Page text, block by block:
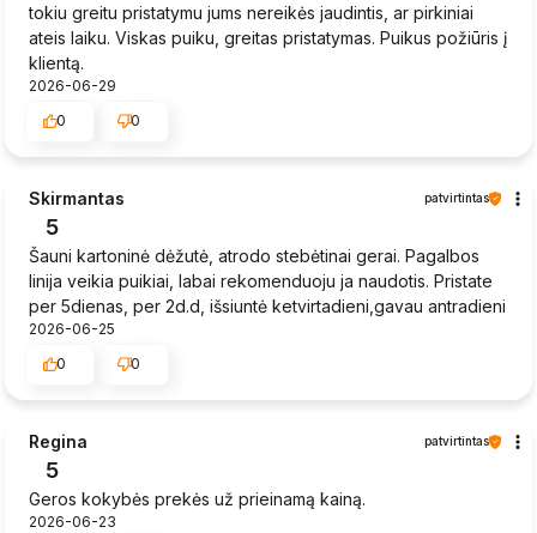
tokiu greitu pristatymu jums nereikės jaudintis, ar pirkiniai
ateis laiku. Viskas puiku, greitas pristatymas. Puikus požiūris į
klientą.
2026-06-29
0
0
Skirmantas patvirtintas
5
Šauni kartoninė dėžutė, atrodo stebėtinai gerai. Pagalbos
linija veikia puikiai, labai rekomenduoju ja naudotis. Pristate
per 5dienas, per 2d.d, išsiuntė ketvirtadieni,gavau antradieni
2026-06-25
0
0
Regina patvirtintas
5
Geros kokybės prekės už prieinamą kainą.
2026-06-23